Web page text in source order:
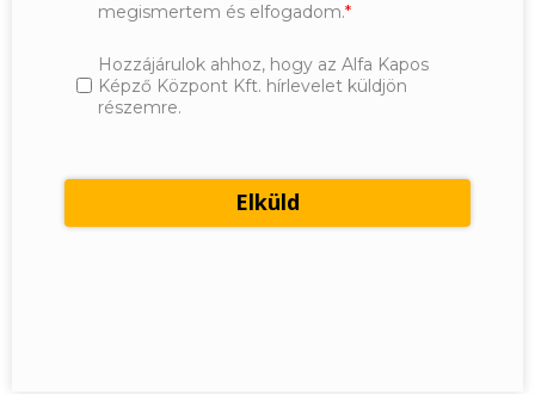
megismertem és elfogadom.
Hozzájárulok ahhoz, hogy az Alfa Kapos
Képző Központ Kft. hírlevelet küldjön
részemre.